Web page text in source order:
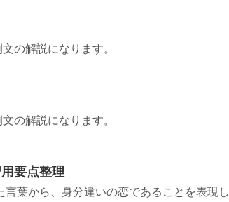
の解説になります。
の解説になります。
要点整理
言葉から、身分違いの恋であることを表現し